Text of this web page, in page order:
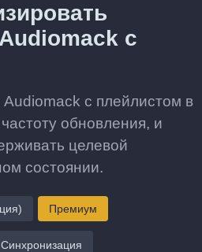
с
с плейлистом в
обновления, и
целевой
состоянии.
Премиум
Синхронизация